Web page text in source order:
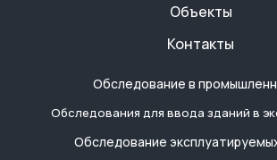
Объекты
Контакты
Обследование в
Обследования для ввода зданий в
Обследование